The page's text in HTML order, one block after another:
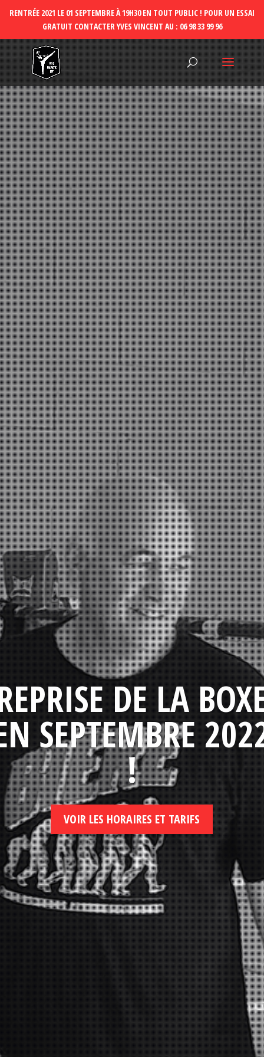
DE LA
SEPTEMBRE
!
VOIR LES HORAIRES ET TARIFS